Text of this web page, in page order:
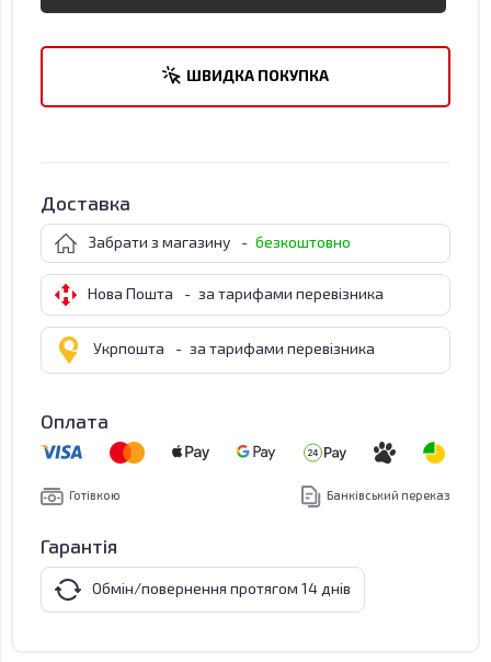
ШВИДКА ПОКУПКА
Доставка
Забрати з магазину - безкоштовно
Нова Пошта - за тарифами перевізника
Укрпошта - за тарифами перевізника
Оплата
Готівкою Банківський переказ
Гарантія
Обмін/повернення протягом 14 днів